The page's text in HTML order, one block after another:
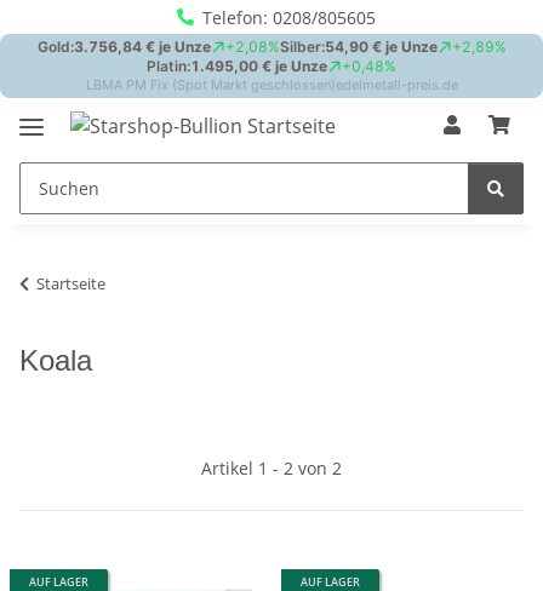
Telefon: 0208/805605
Startseite
Koala
Artikel 1 - 2 von 2
AUF LAGER AUF LAGER